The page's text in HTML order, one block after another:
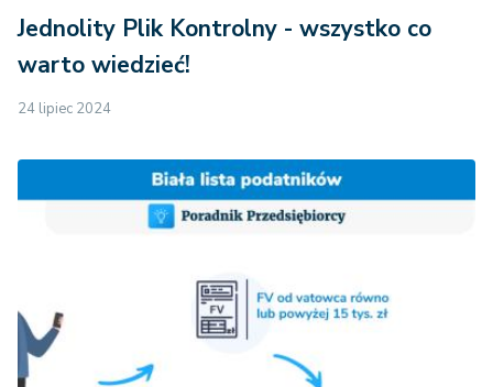
Jednolity Plik Kontrolny - wszystko co
warto wiedzieć!
24 lipiec 2024